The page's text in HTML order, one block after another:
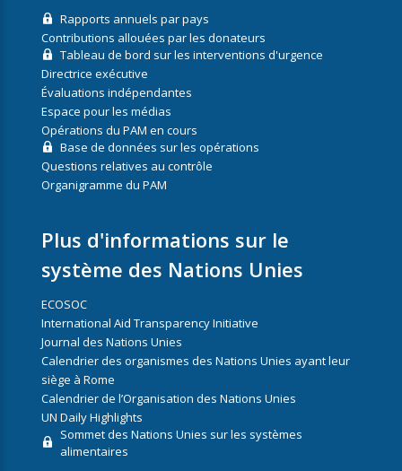
Rapports annuels par pays
Contributions allouées par les donateurs
Tableau de bord sur les interventions d'urgence
Directrice exécutive
Évaluations indépendantes
Espace pour les médias
Opérations du PAM en cours
Base de données sur les opérations
Questions relatives au contrôle
Organigramme du PAM
Plus d'informations sur le
système des Nations Unies
ECOSOC
International Aid Transparency Initiative
Journal des Nations Unies
Calendrier des organismes des Nations Unies ayant leur
siège à Rome
Calendrier de l’Organisation des Nations Unies
UN Daily Highlights
Sommet des Nations Unies sur les systèmes
alimentaires